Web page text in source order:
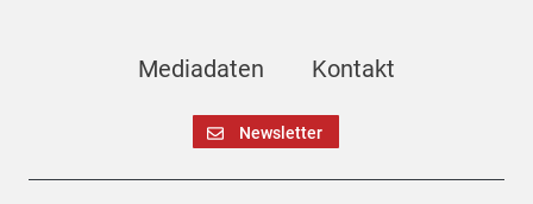
Mediadaten Kontakt
Newsletter